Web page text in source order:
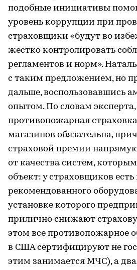
подобные инициативы
уровень коррупции при
страховщики «будут во
жестко контролировать
регламентов и норм».
с таким предложением, но
дальше, воспользовавшись
опытом. По словам
противопожарная
магазинов обязательна,
страховой премии
от качества систем,
объект: у страховщиков есть
рекомендованного
установке которого
прилично снижают
этом все противопожарное
в США сертифицируют не
этим занимается МЧС), а